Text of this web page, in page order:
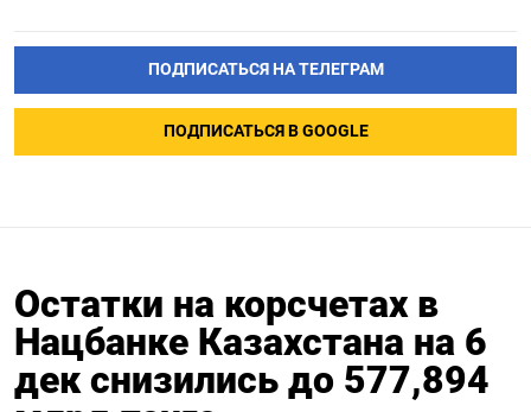
ПОДПИСАТЬСЯ НА ТЕЛЕГРАМ
ПОДПИСАТЬСЯ В GOOGLE
Остатки на корсчетах в
Нацбанке Казахстана на 6
дек снизились до 577,894